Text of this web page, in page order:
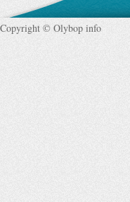
Copyright © Olybop info